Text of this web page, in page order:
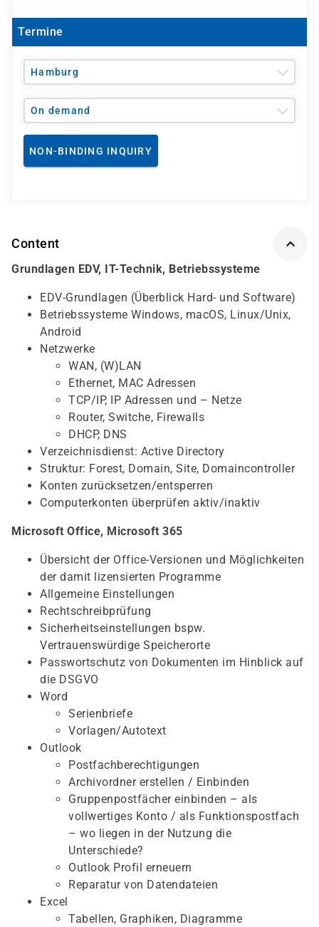
Termine
Hamburg
On demand
NON-BINDING INQUIRY
Content
Grundlagen EDV, IT-Technik, Betriebssysteme
EDV-Grundlagen (Überblick Hard- und Software)
Betriebssysteme Windows, macOS, Linux/Unix,
Android
Netzwerke
WAN, (W)LAN
Ethernet, MAC Adressen
TCP/IP, IP Adressen und – Netze
Router, Switche, Firewalls
DHCP, DNS
Verzeichnisdienst: Active Directory
Struktur: Forest, Domain, Site, Domaincontroller
Konten zurücksetzen/entsperren
Computerkonten überprüfen aktiv/inaktiv
Microsoft Office, Microsoft 365
Übersicht der Office-Versionen und Möglichkeiten
der damit lizensierten Programme
Allgemeine Einstellungen
Rechtschreibprüfung
Sicherheitseinstellungen bspw.
Vertrauenswürdige Speicherorte
Passwortschutz von Dokumenten im Hinblick auf
die DSGVO
Word
Serienbriefe
Vorlagen/Autotext
Outlook
Postfachberechtigungen
Archivordner erstellen / Einbinden
Gruppenpostfächer einbinden – als
vollwertiges Konto / als Funktionspostfach
– wo liegen in der Nutzung die
Unterschiede?
Outlook Profil erneuern
Reparatur von Datendateien
Excel
Tabellen, Graphiken, Diagramme